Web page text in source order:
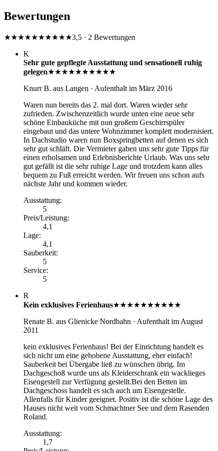
Bewertungen
★★★★★★★★★★3,5 · 2 Bewertungen
K
Sehr gute gepflegte Ausstattung und sensationell ruhig
gelegen★★★★★★★★★★
Knurr B. aus Langen · Aufenthalt im März 2016
Waren nun bereits das 2. mal dort. Waren wieder sehr
zufrieden. Zwischenzeitlich wurde unten eine neue sehr
schöne Einbauküche mit nun großem Geschirrspüler
eingebaut und das untere Wohnzimmer komplett modernisiert.
In Dachstudio waren nun Boxspringbetten auf denen es sich
sehr gut schläft. Die Vermieter gaben uns sehr gute Tipps für
einen erholsamen und Erlebnisberichte Urlaub. Was uns sehr
gut gefällt ist die sehr ruhige Lage und trotzdem kann alles
bequem zu Fuß erreicht werden. Wir freuen uns schon aufs
nächste Jahr und kommen wieder.
Ausstattung:
5
Preis/Leistung:
4,1
Lage:
4,1
Sauberkeit:
5
Service:
5
R
Kein exklusives Ferienhaus★★★★★★★★★★
Renate B. aus Glienicke Nordbahn · Aufenthalt im August
2011
kein exklusives Ferienhaus! Bei der Einrichtung handelt es
sich nicht um eine gehobene Ausstattung, eher einfach!
Sauberkeit bei Übergabe ließ zu wünschen übrig. Im
Dachgeschoß wurde uns als Kleiderschrank ein wacklieges
Eisengestell zur Verfügung gestellt.Bei den Betten im
Dachgeschoss handelt es sich auch um Eisengestelle.
Allenfalls für Kinder geeignet. Positiv ist die schöne Lage des
Hauses nicht weit vom Schmachtner See und dem Rasenden
Roland.
Ausstattung:
1,7